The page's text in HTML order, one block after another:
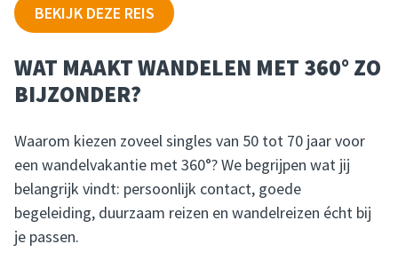
BEKIJK DEZE REIS
WAT MAAKT WANDELEN MET 360° ZO
BIJZONDER?
Waarom kiezen zoveel singles van 50 tot 70 jaar voor
een wandelvakantie met 360°? We begrijpen wat jij
belangrijk vindt: persoonlijk contact, goede
begeleiding, duurzaam reizen en wandelreizen écht bij
je passen.